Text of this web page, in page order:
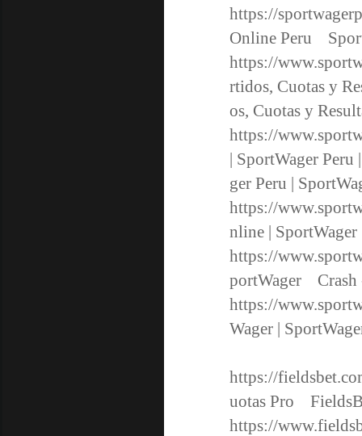
https://
Online Peru
https://
rtidos, Cuotas y
os, Cuotas y
https://
| SportWager
ger Peru |
https://
nline |
https://
portWager
https://
Wager |
https://
uotas Pro
https://